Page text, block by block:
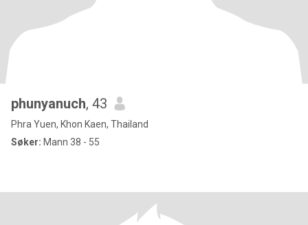
phunyanuch, 43
Phra Yuen, Khon Kaen, Thailand
Søker: Mann 38 - 55